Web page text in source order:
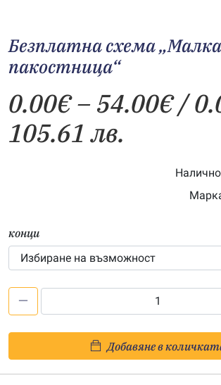
Безплатна схема „Малка
пакостница“
0.00€–54.00€/
105.61 лв.
конци
схема
„Малка
Добавяне в